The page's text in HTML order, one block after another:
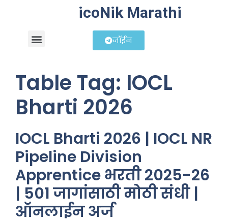
icoNik Marathi
जॉईन
Table Tag: IOCL
Bharti 2026
IOCL Bharti 2026 | IOCL NR
Pipeline Division
Apprentice भरती 2025-26
| 501 जागांसाठी मोठी संधी |
ऑनलाईन अर्ज